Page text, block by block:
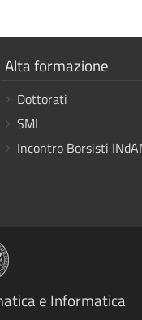
Mostra
link
Alta formazione
Dottorati
SMI
Incontro Borsisti
e Informatica